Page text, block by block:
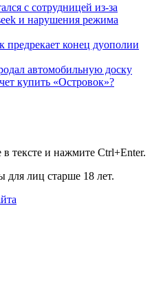
с сотрудницей из-за
и нарушения режима
предрекает конец дуополии
автомобильную доску
купить «Островок»?
тексте и нажмите Ctrl+Enter.
для лиц старше 18 лет.